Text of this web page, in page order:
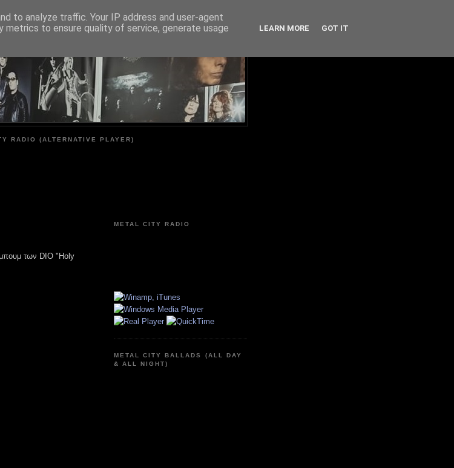
CITY
RADIO (ALTERNATIVE PLAYER)
των DIO "Holy
METAL CITY RADIO
METAL CITY BALLADS (ALL DAY
& ALL NIGHT)
to analyze traffic. Your IP address and user-agent
metrics to ensure quality of service, generate usage
LEARN MORE GOT IT